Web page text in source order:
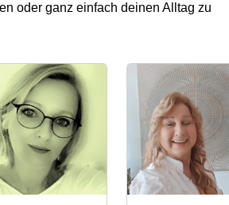
oder ganz einfach deinen Alltag zu